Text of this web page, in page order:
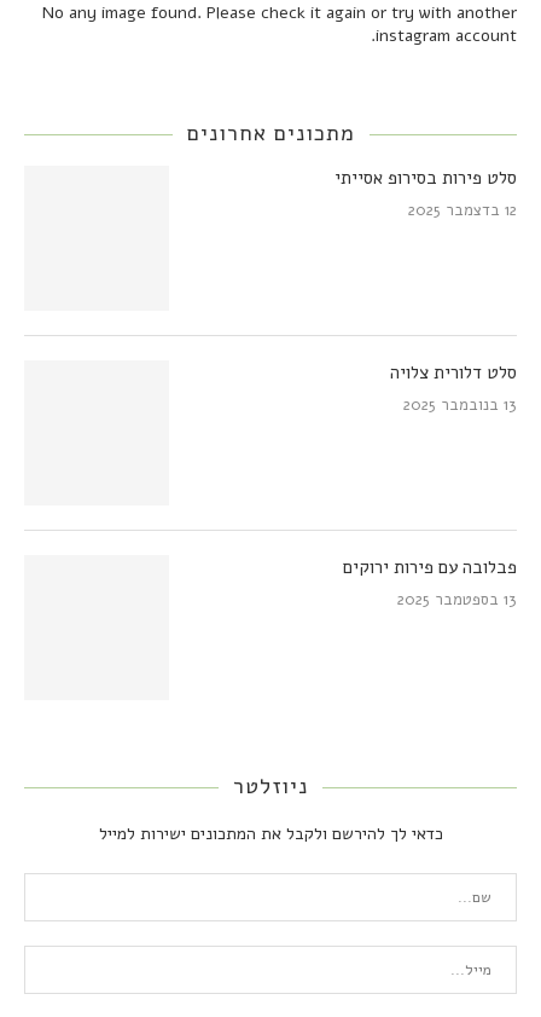
No any image found. Please check it again or try with another
instagram account.
מתכונים אחרונים
סלט פירות בסירופ אסייתי
12 בדצמבר 2025
סלט דלורית צלויה
13 בנובמבר 2025
פבלובה עם פירות ירוקים
13 בספטמבר 2025
ניוזלטר
כדאי לך להירשם ולקבל את המתכונים ישירות למייל